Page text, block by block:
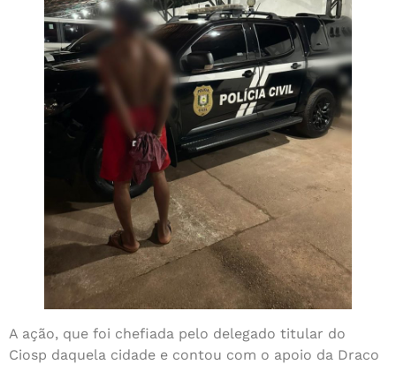
A ação, que foi chefiada pelo delegado titular do
Ciosp daquela cidade e contou com o apoio da Draco